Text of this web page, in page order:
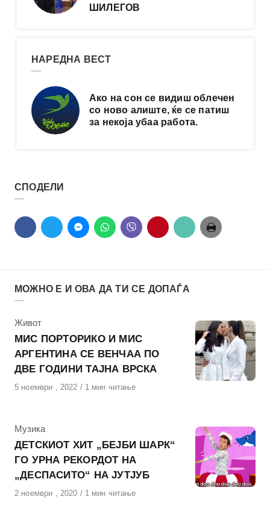
ШИЛЕГОВ
НАРЕДНА ВЕСТ
Ако на сон се видиш облечен
со ново алиште, ќе се патиш
за некоја убаа работа.
СПОДЕЛИ
МОЖНО Е И ОВА ДА ТИ СЕ ДОПАЃА
КАтегорија
Живот
МИС ПОРТОРИКО И МИС
АРГЕНТИНА СЕ ВЕНЧАА ПО
ДВЕ ГОДИНИ ТАЈНА ВРСКА
Објавено
5 ноември , 2022 1 мин читање
КАтегорија
Музика
ДЕТСКИОТ ХИТ „БЕЈБИ ШАРК“
ГО УРНА РЕКОРДОТ НА
„ДЕСПАСИТО“ НА ЈУТЈУБ
Објавено
2 ноември , 2020 1 мин читање